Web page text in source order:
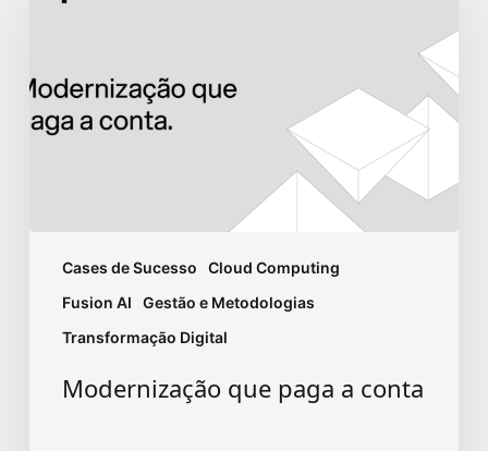
Cases de Sucesso
Cloud Computing
Fusion AI
Gestão e Metodologias
Transformação Digital
Modernização que paga a conta